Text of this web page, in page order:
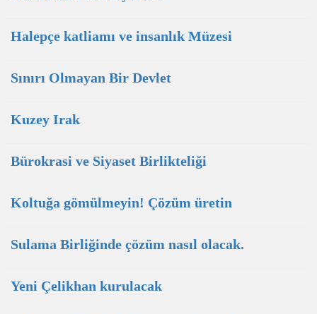
Halepçe katliamı ve insanlık Müzesi
Sınırı Olmayan Bir Devlet
Kuzey Irak
Bürokrasi ve Siyaset Birlikteliği
Koltuğa gömülmeyin! Çözüm üretin
Sulama Birliğinde çözüm nasıl olacak.
Yeni Çelikhan kurulacak